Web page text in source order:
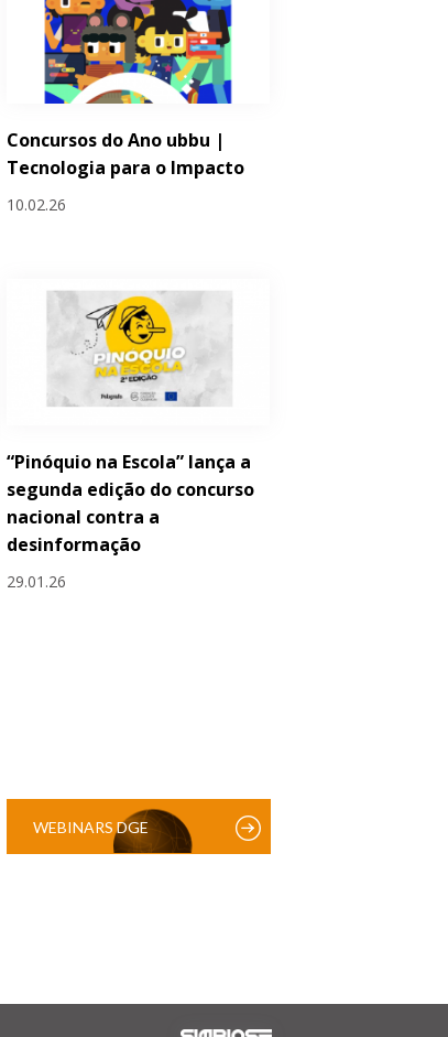
Concursos do Ano ubbu |
Tecnologia para o Impacto
10.02.26
“Pinóquio na Escola” lança a
segunda edição do concurso
nacional contra a
desinformação
29.01.26
WEBINARS DGE